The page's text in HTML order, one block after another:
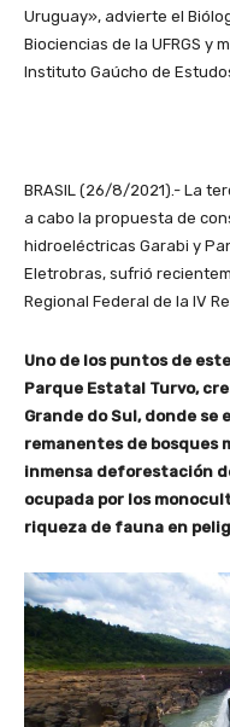
Uruguay», advierte el
Biociencias de la UFRGS y
Instituto Gaúcho de
BRASIL (26/8/2021).- La
a cabo la propuesta de
hidroeléctricas Garabi y
Eletrobras, sufrió
Regional Federal de la IV
Uno de los puntos de
Parque Estatal Turvo,
Grande do Sul, donde
remanentes de bosques
inmensa deforestación
ocupada por los
riqueza de fauna en